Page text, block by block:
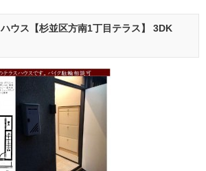
ウス【杉並区方南1丁目テラス】 3DK